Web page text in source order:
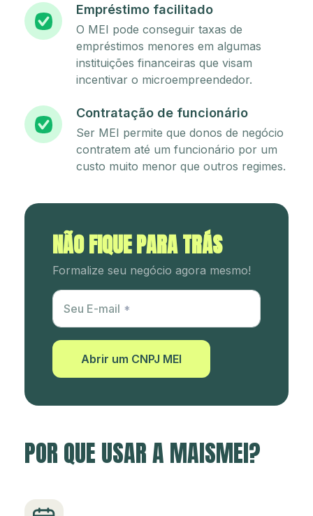
Empréstimo facilitado
O MEI pode conseguir taxas de
empréstimos menores em algumas
instituições financeiras que visam
incentivar o microempreendedor.
Contratação de funcionário
Ser MEI permite que donos de negócio
contratem até um funcionário por um
custo muito menor que outros regimes.
NÃO FIQUE PARA TRÁS
Formalize seu negócio agora mesmo!
Utm Content
Seu E-mail
Abrir um CNPJ MEI
POR QUE USAR A MAISMEI?